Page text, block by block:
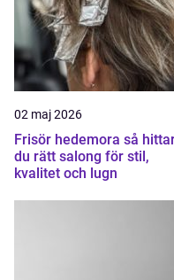
02 maj 2026
Frisör hedemora så hittar
du rätt salong för stil,
kvalitet och lugn